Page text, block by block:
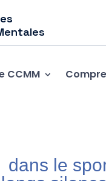
CCMM
le